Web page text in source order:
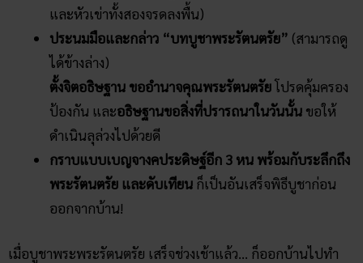
และหัวเข่าทั้งสองจรดลงพื้น)
ประนมมือและกล่าว “บทบูชาพระรัตนตรัย” (สามารถดู
ได้ข้างล่าง)
ตั้งจิตอธิษฐาน ขออำนาจคุณพระรัตนตรัยโปรดคุ้มครอง
ป้องกัน และอธิษฐานขอสิ่งที่ปรารถนาในวันนั้น ขอให้
ดำเนินลุล่วงไปด้วยดี
กราบแบบเบญจางคประดิษฐ์อีก 3 หน พร้อมกับระลึกถึง
พระรัตนตรัย และดับเทียน ก็เป็นอันเสร็จพิธีบูชาก่อน
ออกจากบ้าน!
เมื่อบูชาพระพระรัตนตรัย เสร็จช่วงเช้าแล้ว… ก็ออกบ้านไปทำ